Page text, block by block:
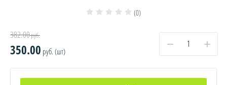
(0)
382.00руб.
350.00 руб. (шт)
− +